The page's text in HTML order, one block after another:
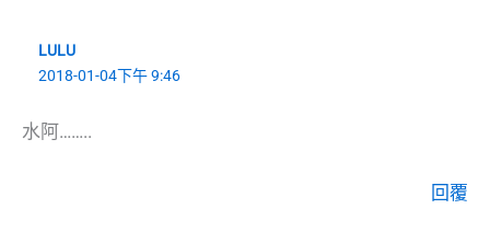
LULU
2018-01-04下午 9:46
水阿……..
回覆